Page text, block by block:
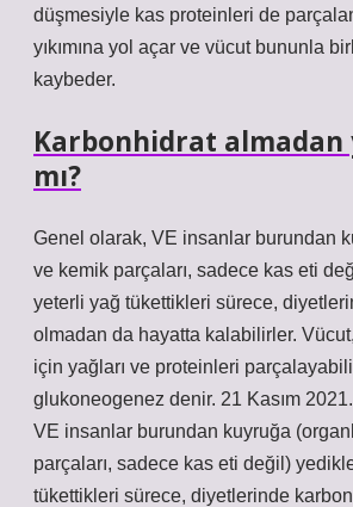
düşmesiyle kas proteinleri de
yıkımına yol açar ve vücut bununla
kaybeder.
Karbonhidrat almadan
mı?
Genel olarak, VE insanlar burundan
ve kemik parçaları, sadece kas eti
yeterli yağ tükettikleri sürece,
olmadan da hayatta kalabilirler.
için yağları ve proteinleri
glukoneogenez denir. 21 Kasım
VE insanlar burundan kuyruğa
parçaları, sadece kas eti değil)
tükettikleri sürece, diyetlerinde